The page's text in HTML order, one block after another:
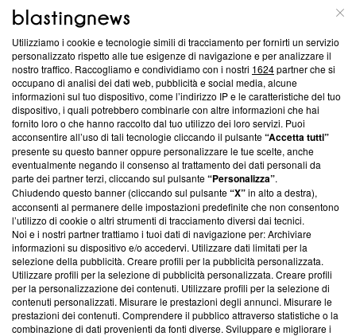
ABOUT
Questa sezione offre informazioni trasparenti su Blasting
News, sui nostri processi editoriali e su come ci impegniamo a
creare news di qualità. Inoltre, afferma la nostra aderenza a
‘Trust Project - News with Integrity’Blasting News non è
ancora membro del programma, ma ha richiesto di farne
parte; Trust Project non ha ancora effettuato una verifica di
conformità agli standard.
Su di noi
Team editoriale
Corporate
Redazione
Informativa Privacy
Cookie Policy
Utilizziamo i cookie e tecnologie simili di tracciamento per fornirti un servizio
personalizzato rispetto alle tue esigenze di navigazione e per analizzare il
nostro traffico. Raccogliamo e condividiamo con i nostri 1624partner che si
occupano di analisi dei dati web, pubblicità e social media, alcune
informazioni sul tuo dispositivo, come l’indirizzo IP e le caratteristiche del tuo
dispositivo, i quali potrebbero combinarle con altre informazioni che hai
fornito loro o che hanno raccolto dal tuo utilizzo dei loro servizi. Puoi
acconsentire all’uso di tali tecnologie cliccando il pulsante“Accetta tutti”
presente su questo banner oppure personalizzare le tue scelte, anche
eventualmente negando il consenso al trattamento dei dati personali da
parte dei partner terzi, cliccando sul pulsante“Personalizza”.
Chiudendo questo banner (cliccando sul pulsante“X”in alto a destra),
acconsenti al permanere delle impostazioni predefinite che non consentono
l’utilizzo di cookie o altri strumenti di tracciamento diversi dai tecnici.
Noi e i nostri partner trattiamo i tuoi dati di navigazione per: Archiviare
informazioni su dispositivo e/o accedervi. Utilizzare dati limitati per la
selezione della pubblicità. Creare profili per la pubblicità personalizzata.
Utilizzare profili per la selezione di pubblicità personalizzata. Creare profili
per la personalizzazione dei contenuti. Utilizzare profili per la selezione di
contenuti personalizzati. Misurare le prestazioni degli annunci. Misurare le
prestazioni dei contenuti. Comprendere il pubblico attraverso statistiche o la
combinazione di dati provenienti da fonti diverse. Sviluppare e migliorare i